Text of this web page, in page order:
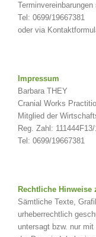
Tel: 0699/19667381
oder via
Impressum
Barbara THEY
Cranial Works
Mitglied der
Reg. Zahl:
Tel: 0699/19667381
Rechtliche Hinweise
Sämtliche Texte,
urheberrechtlich
untersagt bzw. nur